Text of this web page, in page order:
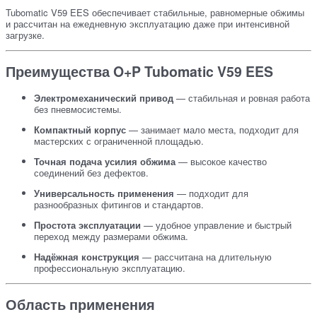
Tubomatic V59 EES обеспечивает стабильные, равномерные обжимы
и рассчитан на ежедневную эксплуатацию даже при интенсивной
загрузке.
Преимущества O+P Tubomatic V59 EES
Электромеханический привод — стабильная и ровная работа
без пневмосистемы.
Компактный корпус — занимает мало места, подходит для
мастерских с ограниченной площадью.
Точная подача усилия обжима — высокое качество
соединений без дефектов.
Универсальность применения — подходит для
разнообразных фитингов и стандартов.
Простота эксплуатации — удобное управление и быстрый
переход между размерами обжима.
Надёжная конструкция — рассчитана на длительную
профессиональную эксплуатацию.
Область применения